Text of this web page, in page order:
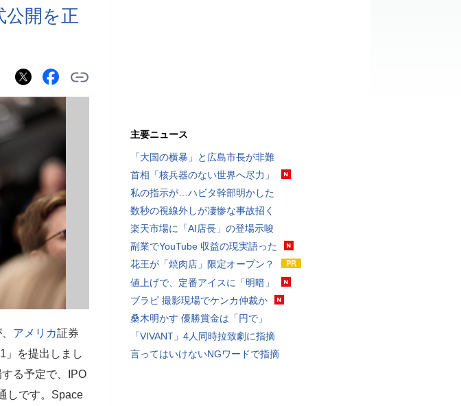
公開を正
アメリカ証券
」を提出しまし
る予定で、IPO
しです。Space
主要ニュース
「大国の横暴」と広島市長が非難
首相「核兵器のない世界へ尽力」
私の指示が…ハビタ幹部明かした
数秒の視線外しが凄惨な事故招く
楽天市場に「AI店長」の登場示唆
副業でYouTube 収益の現実語った
花王が「焼肉店」限定オープン？
値上げで、定番アイスに「明暗」
ブラピ 撮影現場でケンカ仲裁か
桑木明かす 優勝賞金は「円で」
「VIVANT」4人同時拉致劇に指摘
言ってはいけないNGワードで指摘